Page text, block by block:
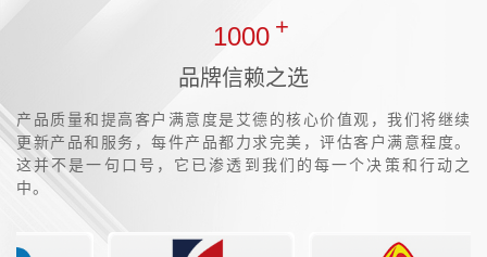
1000 +
品牌信赖之选
产品质量和提高客户满意度是艾德的核心价值观，我们将继续
更新产品和服务，每件产品都力求完美，评估客户满意程度。
这并不是一句口号，它已渗透到我们的每一个决策和行动之
中。